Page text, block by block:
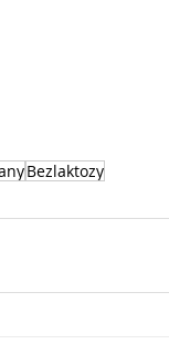
Bezlaktozy